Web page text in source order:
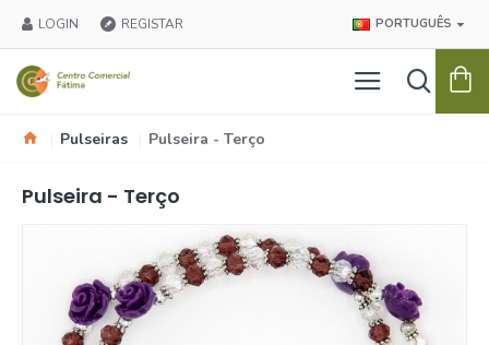
LOGIN REGISTAR PORTUGUÊS
Pulseiras Pulseira - Terço
Pulseira - Terço